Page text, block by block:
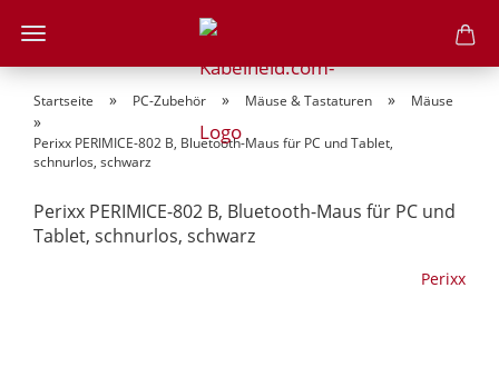
Startseite » PC-Zubehör » Mäuse & Tastaturen » Mäuse
»
Perixx PERIMICE-802 B, Bluetooth-Maus für PC und Tablet,
schnurlos, schwarz
Perixx PERIMICE-802 B, Bluetooth-Maus für PC und
Tablet, schnurlos, schwarz
Perixx